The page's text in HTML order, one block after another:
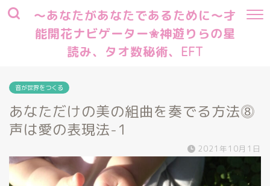
～あなたがあなたであるために～才
能開花ナビゲーター✬神遊りらの星
読み、タオ数秘術、EFT
音が世界をつくる
あなただけの美の組曲を奏でる方法⓼
声は愛の表現法-1
2021年10月1日